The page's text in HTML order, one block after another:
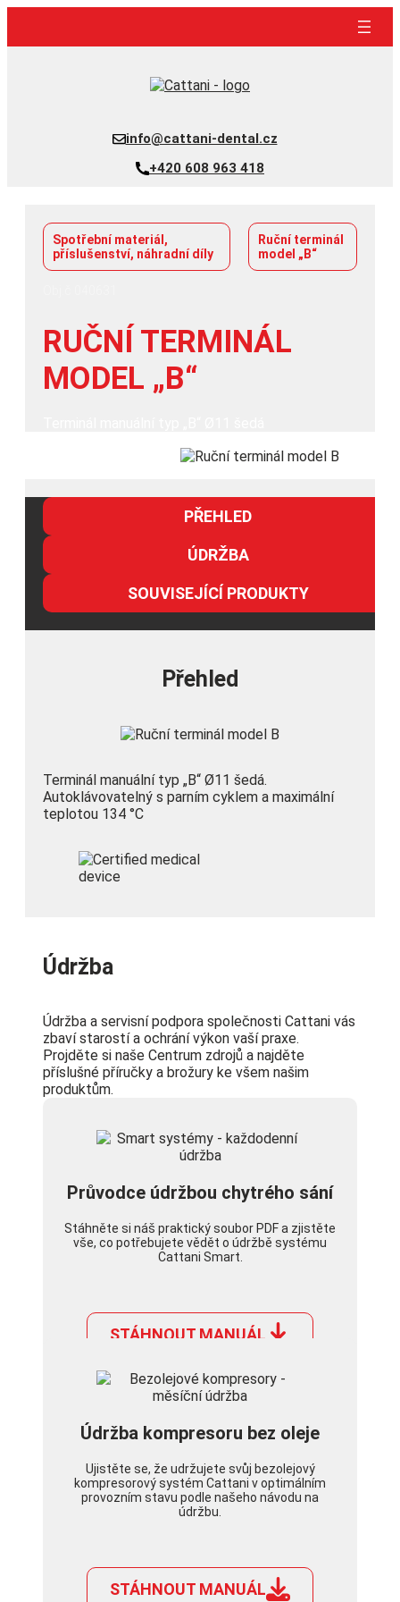
obsah
info@cattani-dental.cz
+420 608 963 418
Spotřební materiál,
příslušenství, náhradní díly
Ruční terminál
model „B“
RUČNÍ TERMINÁL
MODEL „B“
PŘEHLED
ÚDRŽBA
SOUVISEJÍCÍ PRODUKTY
Přehled
Terminál manuální typ „B“ Ø11 šedá.
Autoklávovatelný s parním cyklem a maximální
teplotou 134 °C
Údržba
Údržba a servisní podpora společnosti Cattani vás
zbaví starostí a ochrání výkon vaší praxe.
Projděte si naše Centrum zdrojů a najděte
příslušné příručky a brožury ke všem našim
produktům.
Průvodce údržbou chytrého sání
Stáhněte si náš praktický soubor PDF a zjistěte
vše, co potřebujete vědět o údržbě systému
Cattani Smart.
STÁHNOUT MANUÁL
Údržba kompresoru bez oleje
Ujistěte se, že udržujete svůj bezolejový
kompresorový systém Cattani v optimálním
provozním stavu podle našeho návodu na
údržbu.
STÁHNOUT MANUÁL